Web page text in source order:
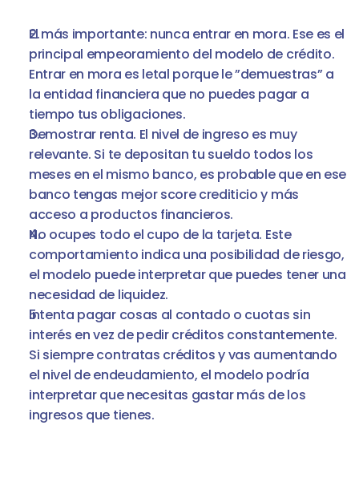
El más importante: nunca entrar en mora. Ese es el
principal empeoramiento del modelo de crédito.
Entrar en mora es letal porque le ”demuestras” a
la entidad financiera que no puedes pagar a
tiempo tus obligaciones.
Demostrar renta. El nivel de ingreso es muy
relevante. Si te depositan tu sueldo todos los
meses en el mismo banco, es probable que en ese
banco tengas mejor score crediticio y más
acceso a productos financieros.
No ocupes todo el cupo de la tarjeta. Este
comportamiento indica una posibilidad de riesgo,
el modelo puede interpretar que puedes tener una
necesidad de liquidez.
Intenta pagar cosas al contado o cuotas sin
interés en vez de pedir créditos constantemente.
Si siempre contratas créditos y vas aumentando
el nivel de endeudamiento, el modelo podría
interpretar que necesitas gastar más de los
ingresos que tienes.